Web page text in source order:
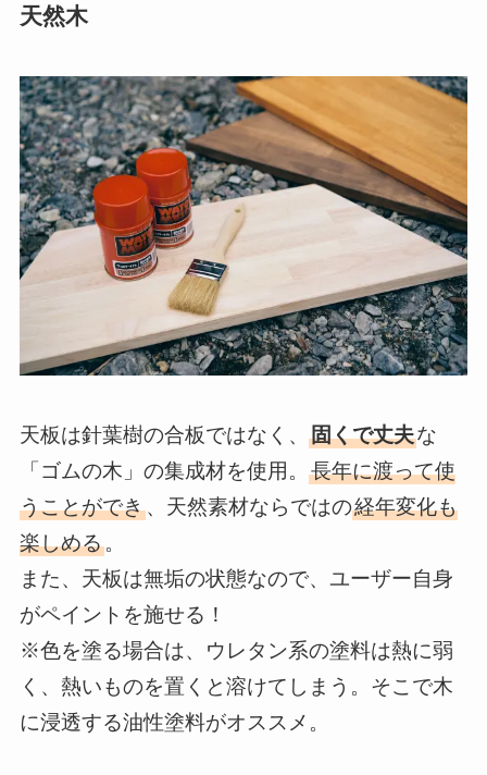
天然木
天板は針葉樹の合板ではなく、 固くで丈夫な
「ゴムの木」の集成材を使用。 長年に渡って使
うことができ、天然素材ならではの経年変化も
楽しめる。
また、天板は無垢の状態なので、ユーザー自身
がペイントを施せる！
※色を塗る場合は、ウレタン系の塗料は熱に弱
く、熱いものを置くと溶けてしまう。そこで木
に浸透する油性塗料がオススメ。